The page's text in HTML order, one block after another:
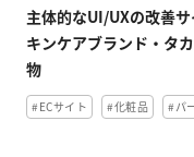
主体的なUI/UXの改善
キンケアブランド・タ
物
#ECサイト #化粧品 #パ